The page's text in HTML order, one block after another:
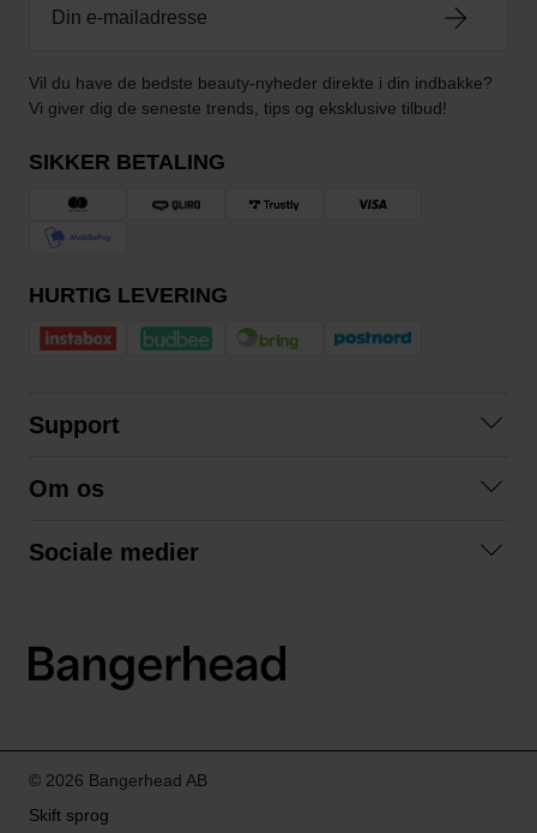
Vil du have de bedste beauty-nyheder direkte i din indbakke?
Vi giver dig de seneste trends, tips og eksklusive tilbud!
SIKKER BETALING
HURTIG LEVERING
Support
Betingelser
Om os
Sociale medier
LinkedIn
© 2026 Bangerhead AB
Skift sprog